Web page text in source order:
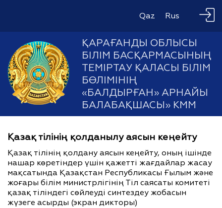
Qaz Rus
ҚАРАҒАНДЫ ОБЛЫСЫ
БІЛІМ БАСҚАРМАСЫНЫҢ
ТЕМІРТАУ ҚАЛАСЫ БІЛІМ
БӨЛІМІНІҢ
«БАЛДЫРҒАН» АРНАЙЫ
БАЛАБАҚШАСЫ» КММ
Қазақ тілінің қолданылу аясын кеңейту
Қазақ тілінің қолдану аясын кеңейту, оның ішінде
нашар көретіндер үшін қажетті жағдайлар жасау
мақсатында Қазақстан Республикасы Ғылым және
жоғары білім министрлігінің Тіл саясаты комитеті
қазақ тіліндегі сөйлеуді синтездеу жобасын
жүзеге асырды (экран дикторы)